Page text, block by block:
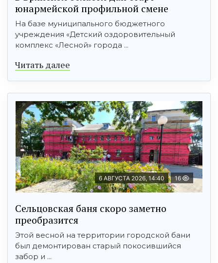
юнармейской профильной смене
На базе муниципального бюджетного
учреждения «Детский оздоровительный
комплекс «Лесной» города ...
Читать далее
6 АВГУСТА 2026, 14:40 16
Сельцовская баня скоро заметно
преобразится
Этой весной на территории городской бани
был демонтирован старый покосившийся
забор и ...